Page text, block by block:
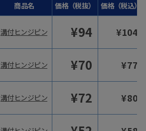
商品名 価格（税抜） 価格（税込）
溝付ヒンジピン ¥94 ¥104
溝付ヒンジピン ¥70 ¥77
溝付ヒンジピン ¥72 ¥80